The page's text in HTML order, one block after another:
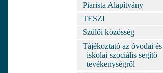
Piarista Alapítvány
TESZI
Szülői közösség
Tájékoztató az óvodai és
iskolai szociális segítő
tevékenységről